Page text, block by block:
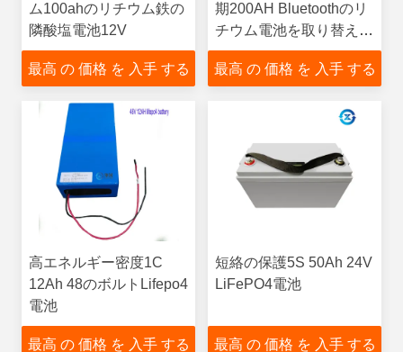
ム100ahのリチウム鉄の
隣酸塩電池12V
最高 の 価格 を 入手 する
期200AH Bluetoothのリ
チウム電池を取り替える
こと
最高 の 価格 を 入手 する
高エネルギー密度1C
12Ah 48のボルトLifepo4
電池
最高 の 価格 を 入手 する
短絡の保護5S 50Ah 24V
LiFePO4電池
最高 の 価格 を 入手 する